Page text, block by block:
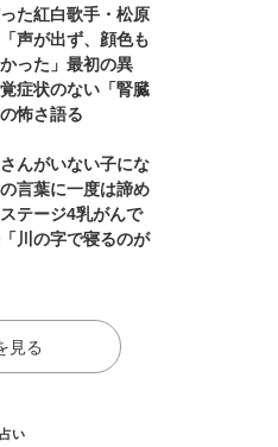
た紅白歌手・松原
声が出ず、顔色も
った」最初の異
症状のない「腎臓
怖さ語る
さんがいない子にな
言葉に一度は諦め
テージ4乳がんで
川の字で寝るのが
見る
占い